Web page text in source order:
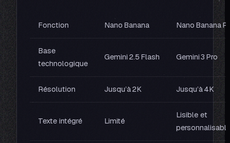
Fonction Nano Banana Nano Banana
Base
technologique
Gemini 2.5 Flash Gemini 3 Pro
Résolution Jusqu’à 2K Jusqu’à 4K
Texte intégré Limité
Lisible et
personnalisable